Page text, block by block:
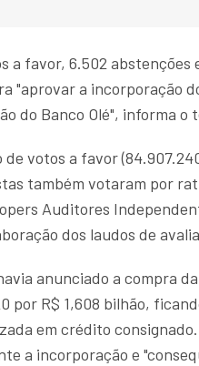
a favor, 6.502
"aprovar a incorporação
do Banco Olé", informa o
de votos a favor
também votaram por
Auditores
dos laudos de
anunciado a compra
por R$ 1,608 bilhão,
em crédito
a incorporação e